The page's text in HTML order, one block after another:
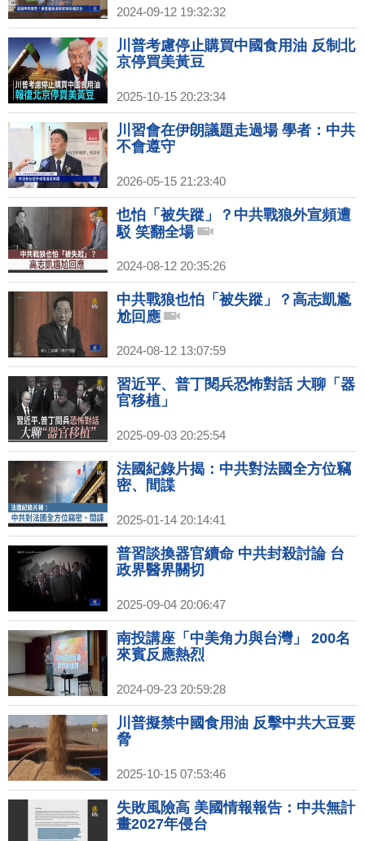
2024-09-12 19:32:32
川普考慮停止購買中國食用油 反制北
京停買美黃豆
2025-10-15 20:23:34
川習會在伊朗議題走過場 學者：中共
不會遵守
2026-05-15 21:23:40
也怕「被失蹤」？中共戰狼外宣頻遭
駁 笑翻全場
2024-08-12 20:35:26
中共戰狼也怕「被失蹤」？高志凱尷
尬回應
2024-08-12 13:07:59
習近平、普丁閱兵恐怖對話 大聊「器
官移植」
2025-09-03 20:25:54
法國紀錄片揭：中共對法國全方位竊
密、間諜
2025-01-14 20:14:41
普習談換器官續命 中共封殺討論 台
政界醫界關切
2025-09-04 20:06:47
南投講座「中美角力與台灣」 200名
來賓反應熱烈
2024-09-23 20:59:28
川普擬禁中國食用油 反擊中共大豆要
脅
2025-10-15 07:53:46
失敗風險高 美國情報報告：中共無計
畫2027年侵台